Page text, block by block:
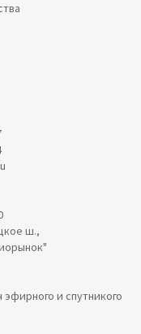
ш.,
и спутникого